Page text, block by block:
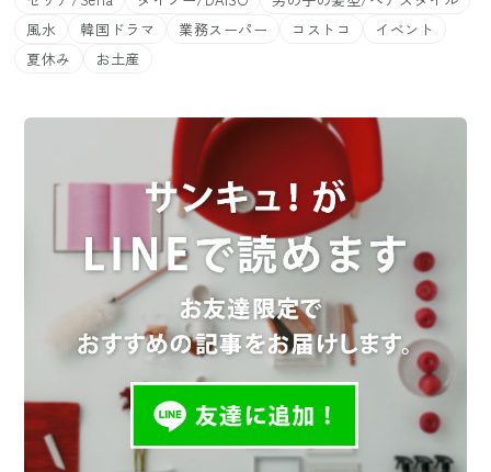
風水
韓国ドラマ 業務スーパー コストコ
イベント
夏休み
お土産